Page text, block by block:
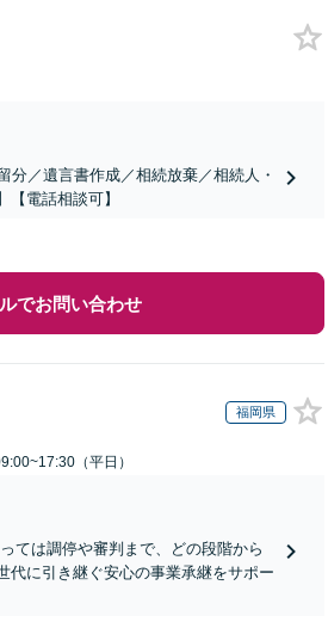
分／遺言書作成／相続放棄／相続人・
電話相談可】
でお問い合わせ
福岡県
（平日）
ては調停や審判まで、どの段階から
代に引き継ぐ安心の事業承継をサポー